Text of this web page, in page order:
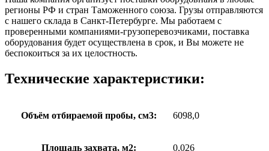
регионы РФ и стран Таможенного союза. Грузы отправляются
с нашего склада в Санкт-Петербурге. Мы работаем с
проверенными компаниями-грузоперевозчиками, поставка
оборудования будет осуществлена в срок, и Вы можете не
беспокоиться за их целостность.
Технические характеристики:
Объём отбираемой пробы, см3: 6098,0
Площадь захвата, м2: 0,026